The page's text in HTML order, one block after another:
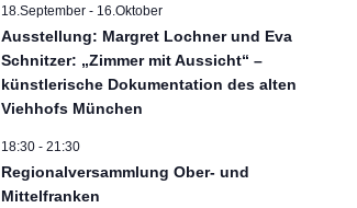
18.September- 16.Oktober
Ausstellung: Margret Lochner und Eva
Schnitzer: „Zimmer mit Aussicht“ –
künstlerische Dokumentation des alten
Viehhofs München
18:30- 21:30
Regionalversammlung Ober- und
Mittelfranken